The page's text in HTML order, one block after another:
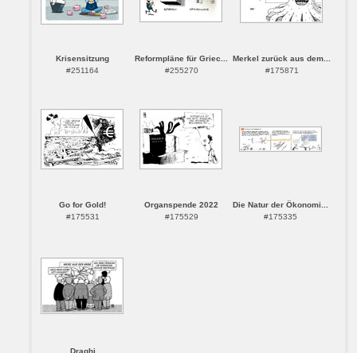
Krisensitzung
#251164
Reformpläne für Griec...
#255270
Merkel zurück aus dem...
#175871
Go for Gold!
#175531
Organspende 2022
#175529
Die Natur der Ökonomi...
#175335
Draghi